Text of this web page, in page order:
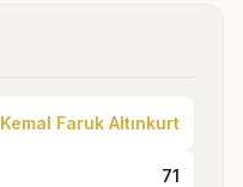
Kemal Faruk Altınkurt
71